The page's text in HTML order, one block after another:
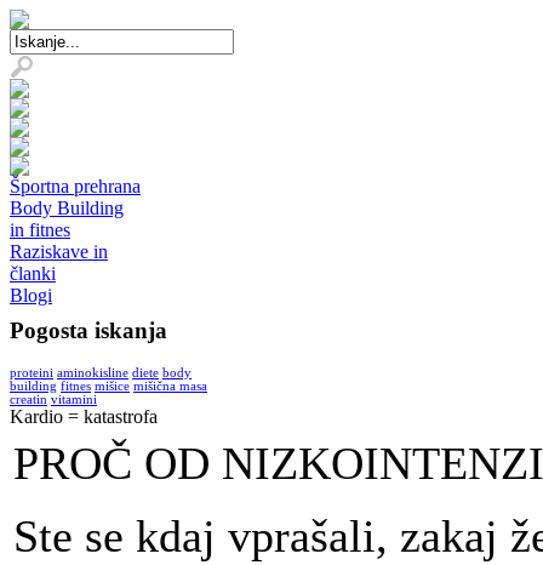
Športna prehrana
Body Building
in fitnes
Raziskave in
članki
Blogi
Pogosta iskanja
proteini aminokisline diete body
building fitnes mišice mišična masa
creatin vitamini
Kardio = katastrofa
PROČ OD
Ste se kdaj vprašali, zakaj